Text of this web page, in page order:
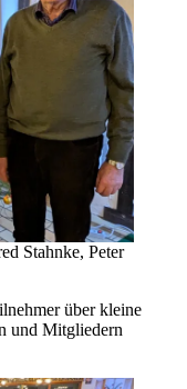
Stahnke, Peter
über kleine
und Mitgliedern